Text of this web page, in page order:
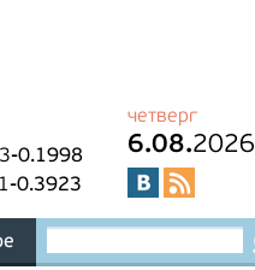
-0.1998
-0.3923
четверг
6.08.2026